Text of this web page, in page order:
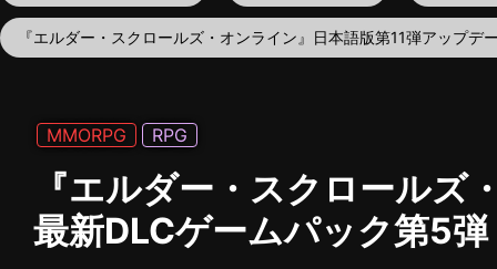
『エルダー・スクロールズ・オンライン』日本語版第11弾アップ
MMORPG RPG
『エルダー・スクロール
最新DLCゲームパック第5